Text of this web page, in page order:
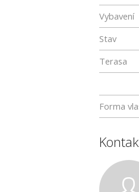
Vybavení
Stav
Terasa
Forma